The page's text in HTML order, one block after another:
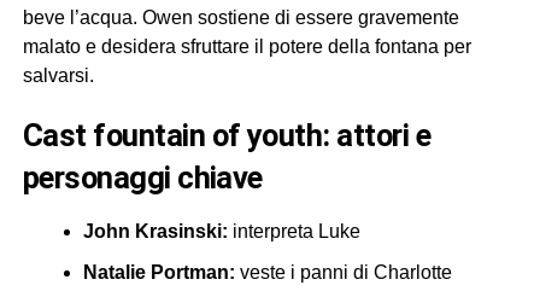
beve l’acqua. Owen sostiene di essere gravemente
malato e desidera sfruttare il potere della fontana per
salvarsi.
cast fountain of youth: attori e
personaggi chiave
John Krasinski: interpreta Luke
Natalie Portman: veste i panni di Charlotte